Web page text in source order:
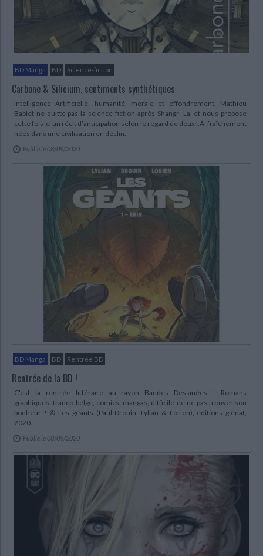
CHARGEMENT...
Bibliothèque de la Pléiade Critique et histoire littéraire
Classiques scolaires Littérature ancienne et médiévale
Littérature en version originale
Ecologie - Environnement Religions - Spiritualités
Histoire de France Biographies historiques
Histoire - Généralités Histoire des pays
Histoire ancienne
Culture scientifique
BD Manga BD Science-fiction
Carbone & Silicium, sentiments synthétiques
Intelligence Artificielle, humanité, morale et effondrement. Mathieu
Bablet ne quitte pas la science fiction après Shangri-La, et nous propose
cette fois-ci un récit d’anticipation selon le regard de deux I.A. fraîchement
nées dans une civilisation en déclin.
Publié le 08/09/2020
BD Manga BD Rentrée BD
Rentrée de la BD !
C'est la rentrée littéraire au rayon Bandes Dessinées ! Romans
graphiques, franco-belge, comics, mangas, difficile de ne pas trouver son
bonheur ! © Les géants (Paul Drouin, Lylian & Lorien), éditions glénat,
2020.
Publié le 08/09/2020